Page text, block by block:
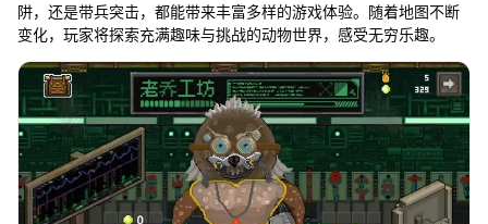
阱，还是带兵突击，都能带来丰富多样的游戏体验。随着地图不断
变化，玩家将探索充满趣味与挑战的动物世界，感受无穷乐趣。